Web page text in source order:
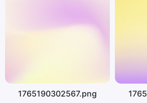
1765190302567.png